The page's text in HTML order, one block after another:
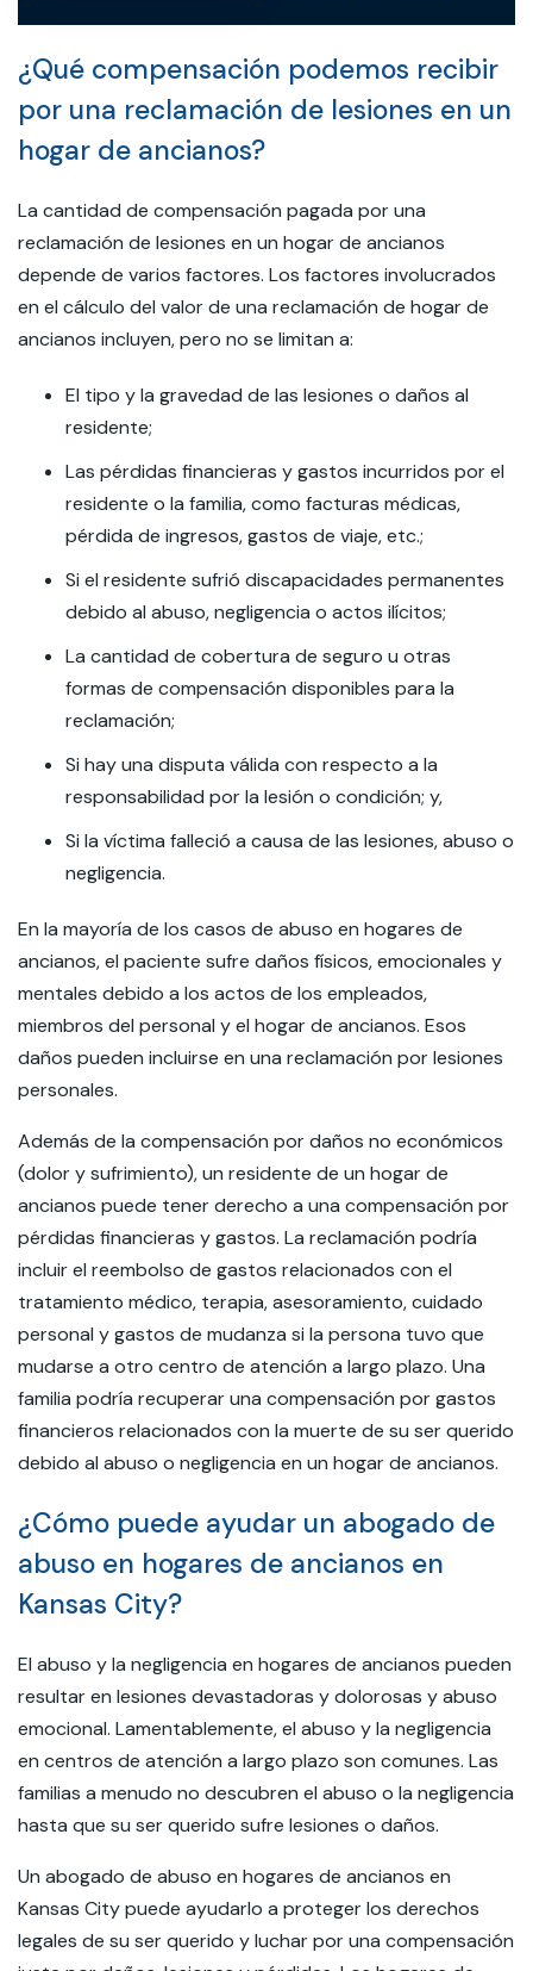
¿Qué compensación podemos recibir
por una reclamación de lesiones en un
hogar de ancianos?
La cantidad de compensación pagada por una
reclamación de lesiones en un hogar de ancianos
depende de varios factores. Los factores involucrados
en el cálculo del valor de una reclamación de hogar de
ancianos incluyen, pero no se limitan a:
El tipo y la gravedad de las lesiones o daños al
residente;
Las pérdidas financieras y gastos incurridos por el
residente o la familia, como facturas médicas,
pérdida de ingresos, gastos de viaje, etc.;
Si el residente sufrió discapacidades permanentes
debido al abuso, negligencia o actos ilícitos;
La cantidad de cobertura de seguro u otras
formas de compensación disponibles para la
reclamación;
Si hay una disputa válida con respecto a la
responsabilidad por la lesión o condición; y,
Si la víctima falleció a causa de las lesiones, abuso o
negligencia.
En la mayoría de los casos de abuso en hogares de
ancianos, el paciente sufre daños físicos, emocionales y
mentales debido a los actos de los empleados,
miembros del personal y el hogar de ancianos. Esos
daños pueden incluirse en una reclamación por lesiones
personales.
Además de la compensación por daños no económicos
(dolor y sufrimiento), un residente de un hogar de
ancianos puede tener derecho a una compensación por
pérdidas financieras y gastos. La reclamación podría
incluir el reembolso de gastos relacionados con el
tratamiento médico, terapia, asesoramiento, cuidado
personal y gastos de mudanza si la persona tuvo que
mudarse a otro centro de atención a largo plazo. Una
familia podría recuperar una compensación por gastos
financieros relacionados con la muerte de su ser querido
debido al abuso o negligencia en un hogar de ancianos.
¿Cómo puede ayudar un abogado de
abuso en hogares de ancianos en
Kansas City?
El abuso y la negligencia en hogares de ancianos pueden
resultar en lesiones devastadoras y dolorosas y abuso
emocional. Lamentablemente, el abuso y la negligencia
en centros de atención a largo plazo son comunes. Las
familias a menudo no descubren el abuso o la negligencia
hasta que su ser querido sufre lesiones o daños.
Un abogado de abuso en hogares de ancianos en
Kansas City puede ayudarlo a proteger los derechos
legales de su ser querido y luchar por una compensación